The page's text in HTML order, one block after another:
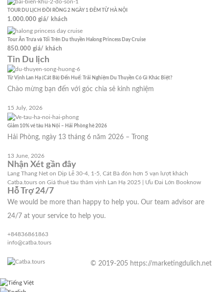
TOUR DU LỊCH ĐỒI RỒNG 2 NGÀY 1 ĐÊM TỪ HÀ NỘI
1.000.000 giá/ khách
Tour Ăn Trưa và Tối Trên Du thuyền Halong Princess Day Cruise
850.000 giá/ khách
Tin Du lịch
Từ Vịnh Lan Hạ (Cát Bà) Đến Huế: Trải Nghiệm Du Thuyền Có Gì Khác Biệt?
Chào mừng bạn đến với góc chia sẻ kinh nghiệm
15 July, 2026
Giảm 10% vé tàu Hà Nội – Hải Phòng hè 2026
Hải Phòng, ngày 13 tháng 6 năm 2026 – Trong
13 June, 2026
Nhận Xét gần đây
Lang Thang Net on Dịp Lễ 30-4, 1-5, Cát Bà đón hơn 5 vạn lượt khách
Catba.tours on Giá thuê tàu thăm vịnh Lan Hạ 2025 | Ưu Đai Lớn Booknow
Hỗ Trợ 24/7
We would be more than happy to help you. Our team advisor are
24/7 at your service to help you.
+84836861863
info@catba.tours
© 2019-205 https://marketingdulich.net